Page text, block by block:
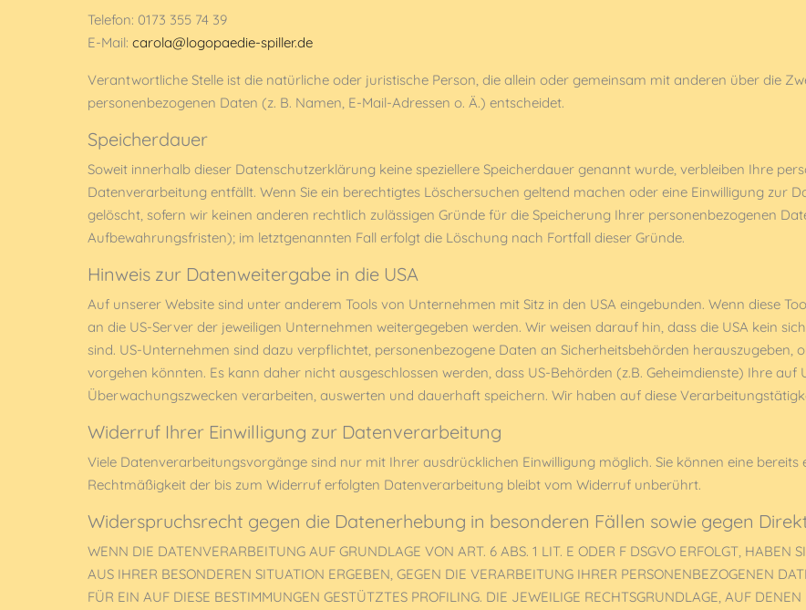
Telefon: 0173 355 74 39
E-Mail: carola@logopaedie-spiller.de
Verantwortliche Stelle ist die natürliche oder juristische Person, die allein oder gemeinsam mit anderen über die
personenbezogenen Daten (z. B. Namen, E-Mail-Adressen o. Ä.) entscheidet.
Speicherdauer
Soweit innerhalb dieser Datenschutzerklärung keine speziellere Speicherdauer genannt wurde, verbleiben Ihre
Datenverarbeitung entfällt. Wenn Sie ein berechtigtes Löschersuchen geltend machen oder eine Einwilligung zur
gelöscht, sofern wir keinen anderen rechtlich zulässigen Gründe für die Speicherung Ihrer personenbezogenen
Aufbewahrungsfristen); im letztgenannten Fall erfolgt die Löschung nach Fortfall dieser Gründe.
Hinweis zur Datenweitergabe in die USA
Auf unserer Website sind unter anderem Tools von Unternehmen mit Sitz in den USA eingebunden. Wenn diese
an die US-Server der jeweiligen Unternehmen weitergegeben werden. Wir weisen darauf hin, dass die USA kein
sind. US-Unternehmen sind dazu verpflichtet, personenbezogene Daten an Sicherheitsbehörden herauszugeben,
vorgehen könnten. Es kann daher nicht ausgeschlossen werden, dass US-Behörden (z.B. Geheimdienste) Ihre auf
Überwachungszwecken verarbeiten, auswerten und dauerhaft speichern. Wir haben auf diese
Widerruf Ihrer Einwilligung zur Datenverarbeitung
Viele Datenverarbeitungsvorgänge sind nur mit Ihrer ausdrücklichen Einwilligung möglich. Sie können eine bereits
Rechtmäßigkeit der bis zum Widerruf erfolgten Datenverarbeitung bleibt vom Widerruf unberührt.
Widerspruchsrecht gegen die Datenerhebung in besonderen Fällen sowie gegen
WENN DIE DATENVERARBEITUNG AUF GRUNDLAGE VON ART. 6 ABS. 1 LIT. E ODER F DSGVO ERFOLGT, HABEN
AUS IHRER BESONDEREN SITUATION ERGEBEN, GEGEN DIE VERARBEITUNG IHRER PERSONENBEZOGENEN
FÜR EIN AUF DIESE BESTIMMUNGEN GESTÜTZTES PROFILING. DIE JEWEILIGE RECHTSGRUNDLAGE, AUF